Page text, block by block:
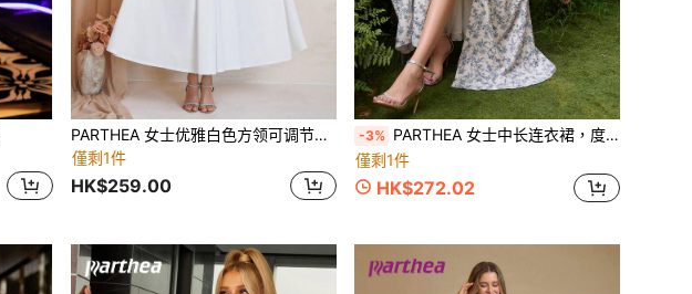
PARTHEA 女士优雅白色方领可调节肩带A字中长连衣裙（后拉链设计），适合婚礼宾客、晚宴、派对和鸡尾酒会等夏季正式场合。
僅剩1件
HK$259.00
-3% PARTHEA 女士中长连衣裙，度假夏季优雅款
僅剩1件
HK$272.02